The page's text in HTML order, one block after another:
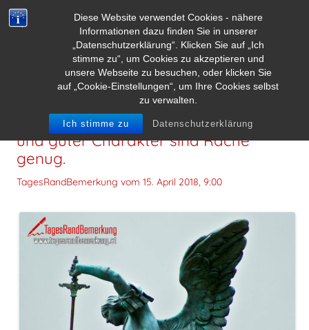
Diese Website verwendet Cookies - nähere
Informationen dazu finden Sie in unserer
„Datenschutzerklärung“. Klicken Sie auf „Ich
stimme zu“, um Cookies zu akzeptieren und
unsere Webseite zu besuchen, oder klicken Sie
auf „Cookie-Einstellungen“, um Ihre Cookies selbst
zu verwalten.
Ich stimme zu Datenschutzerklärung
Mich rächen? Nein. Geduld, Respekt
und guter Charakter sind Rache
genug.
TagesRandBemerkung vom 15. April 2018, 9:00